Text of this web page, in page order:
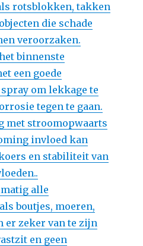
rotsblokken, takken
die schade
veroorzaken.
binnenste
een goede
om lekkage te
tegen te gaan.
met stroomopwaarts
invloed kan
en stabiliteit van
alle
boutjes, moeren,
er zeker van te zijn
en geen